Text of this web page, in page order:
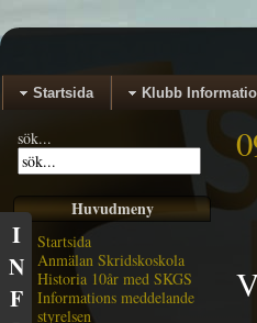
Startsida Klubb
sök...
Huvudmeny
Startsida
Anmälan Skridskoskola
Historia 10år med SKGS
Informations meddelande
styrelsen
I
N
F